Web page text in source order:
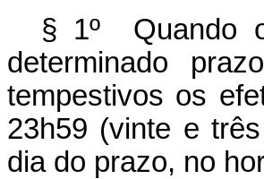
§ 1º Quando
determinado
tempestivos os
23h59 (vinte e
dia do prazo, no